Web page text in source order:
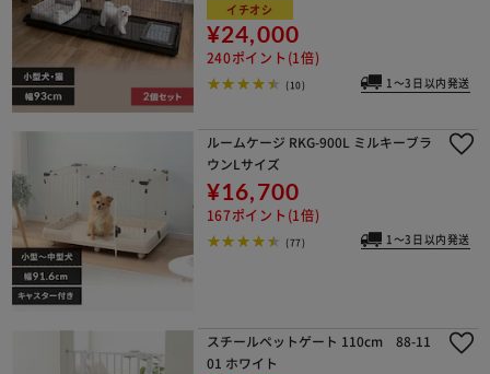
イチオシ
¥24,000
240ポイント(1倍)
(10) 1～3日以内発送
ルームケージ RKG-900L ミルキーブラ
ウンLサイズ
¥16,700
167ポイント(1倍)
(77) 1～3日以内発送
スチールペットゲート 110cm 88-11
01 ホワイト